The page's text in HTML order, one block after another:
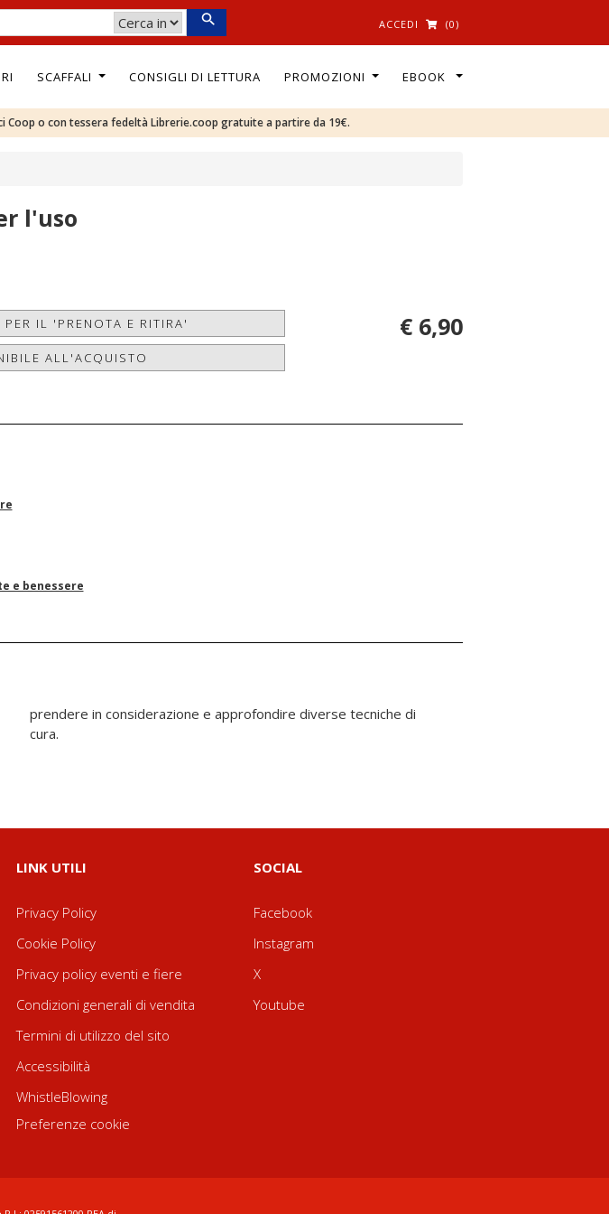
ACCEDI (0)
SCAFFALI CONSIGLI DI LETTURA PROMOZIONI EBOOK
Coop o con tessera fedeltà Librerie.coop gratuite a partire da 19€.
l'uso
IL 'PRENOTA E RITIRA'
ALL'ACQUISTO
€ 6,90
e benessere
cura.
LINK UTILI
Privacy Policy
Cookie Policy
Privacy policy eventi e fiere
Condizioni generali di vendita
Termini di utilizzo del sito
Accessibilità
WhistleBlowing
Preferenze cookie
SOCIAL
Facebook
Instagram
X
Youtube